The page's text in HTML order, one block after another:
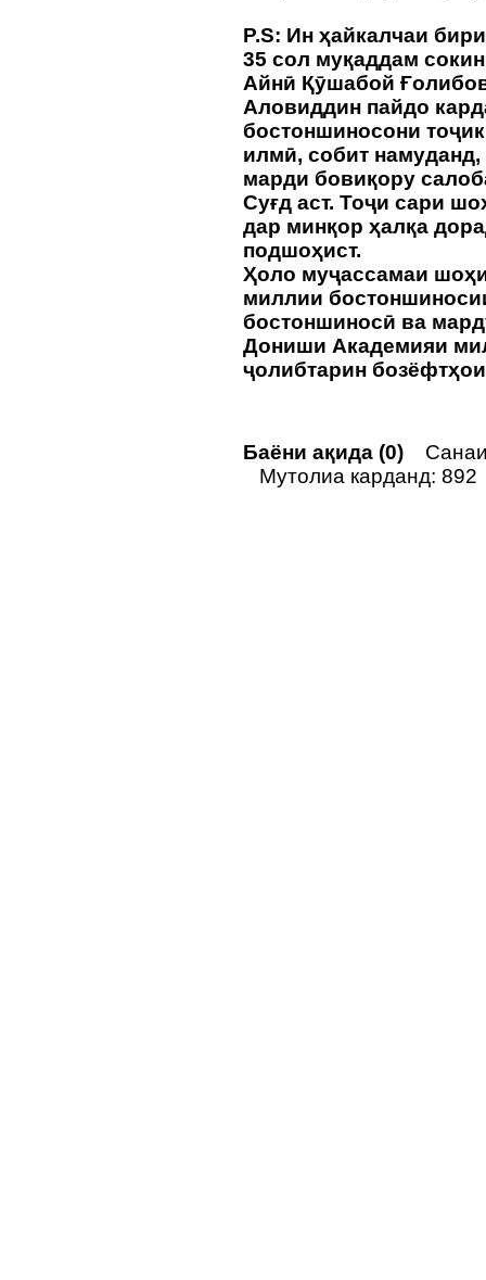
P.S: Ин ҳайкалчаи
35 сол муқаддам
Айнӣ Қӯшабой
Аловиддин пайдо
бостоншиносони
илмӣ, собит
марди бовиқору
Суғд аст. Тоҷи сари
дар минқор ҳалқа
подшоҳист.
Ҳоло муҷассамаи
миллии
бостоншиносӣ ва
Дониши Академияи
ҷолибтарин
Баёни ақида (0)
Мутолиа карданд: 892